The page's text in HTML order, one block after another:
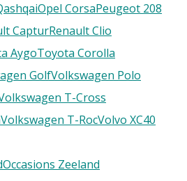
Opel CorsaPeugeot 208
CapturRenault Clio
AygoToyota Corolla
GolfVolkswagen Polo
T-Cross
Volkswagen T-RocVolvo XC40
Occasions Zeeland